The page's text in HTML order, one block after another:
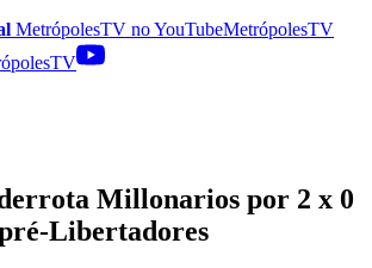
MetrópolesTV noYouTubeMetrópolesTV
Millonarios por 2 x 0
Libertadores